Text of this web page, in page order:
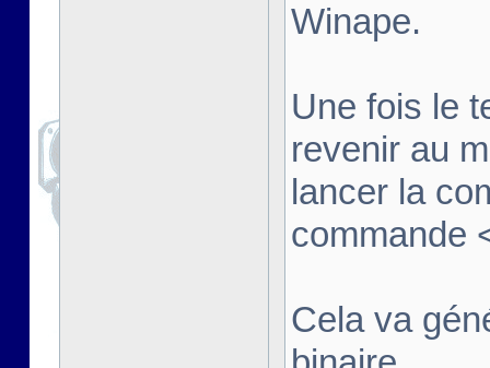
Winape.
Une fois le
revenir au
lancer la
commande
Cela va